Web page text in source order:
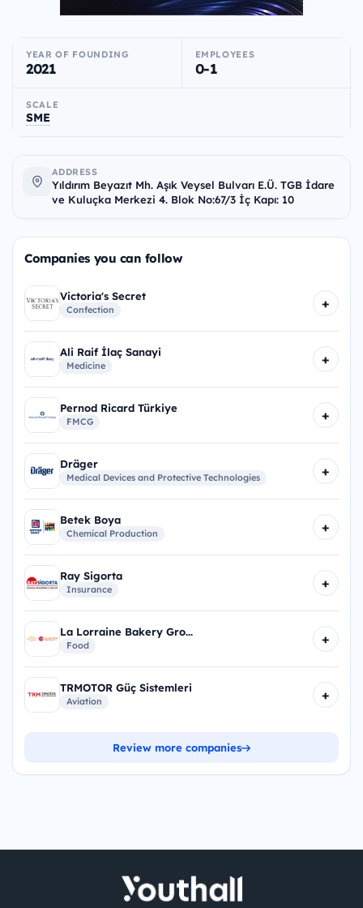
YEAR OF FOUNDING
2021
EMPLOYEES
0-1
SCALE
SME
ADDRESS
Yıldırım Beyazıt Mh. Aşık Veysel Bulvarı E.Ü. TGB İdare
ve Kuluçka Merkezi 4. Blok No:67/3 İç Kapı: 10
Companies you can follow
Victoria's Secret
Confection +
Ali Raif İlaç Sanayi
Medicine +
Pernod Ricard Türkiye
FMCG +
Dräger
Medical Devices and Protective Technologies +
Betek Boya
Chemical Production +
Ray Sigorta
Insurance +
La Lorraine Bakery Gro...
Food +
TRMOTOR Güç Sistemleri
Aviation +
Review more companies